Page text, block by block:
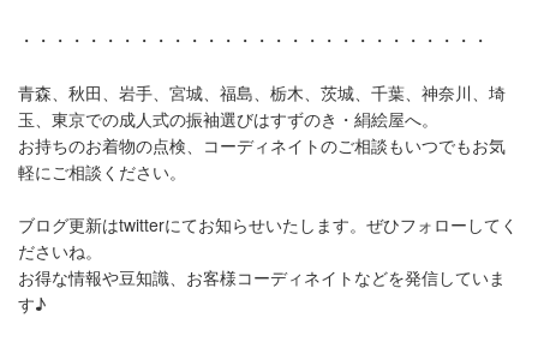
・・・・・・・・・・・・・・・・・・・・・・・・・・・・
青森、秋田、岩手、宮城、福島、栃木、茨城、千葉、神奈川、埼
玉、東京での成人式の振袖選びはすずのき・絹絵屋へ。
お持ちのお着物の点検、コーディネイトのご相談もいつでもお気
軽にご相談ください。
ブログ更新はtwitterにてお知らせいたします。ぜひフォローしてく
ださいね。
お得な情報や豆知識、お客様コーディネイトなどを発信していま
す♪